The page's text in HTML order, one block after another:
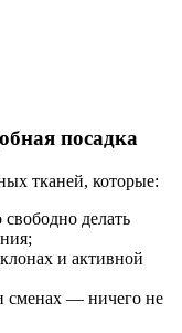
посадка
тканей, которые:
делать
и активной
сменах — ничего не